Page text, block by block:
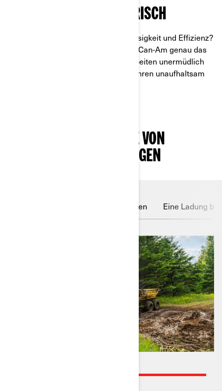
DIE ZUKUNFT IST ELEKTRISCH
Sie wünschen sich Komfort, Zuverlässigkeit und Effizienz?
Dann sind die elektrischen ATVs von Can-Am genau das
Richtige für Sie. Diese Fahrzeuge arbeiten unermüdlich
bei Regen oder Sonnenschein und fahren unaufhaltsam
WICHTIGSTE MERKMALE VON
ELEKTRISCHEN FAHRZEUGEN
Batteriebetrieben Eine Ladung